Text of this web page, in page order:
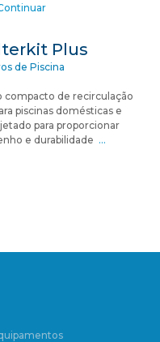
Plus
de Piscina
compacto de recirculação
piscinas domésticas e
para proporcionar
e durabilidade …